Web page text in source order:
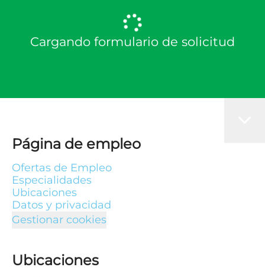
Cargando formulario de solicitud
Página de empleo
Ofertas de Empleo
Especialidades
Ubicaciones
Datos y privacidad
Gestionar cookies
Ubicaciones